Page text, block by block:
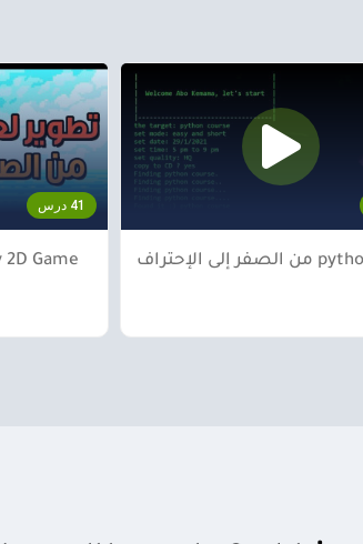
41 درس